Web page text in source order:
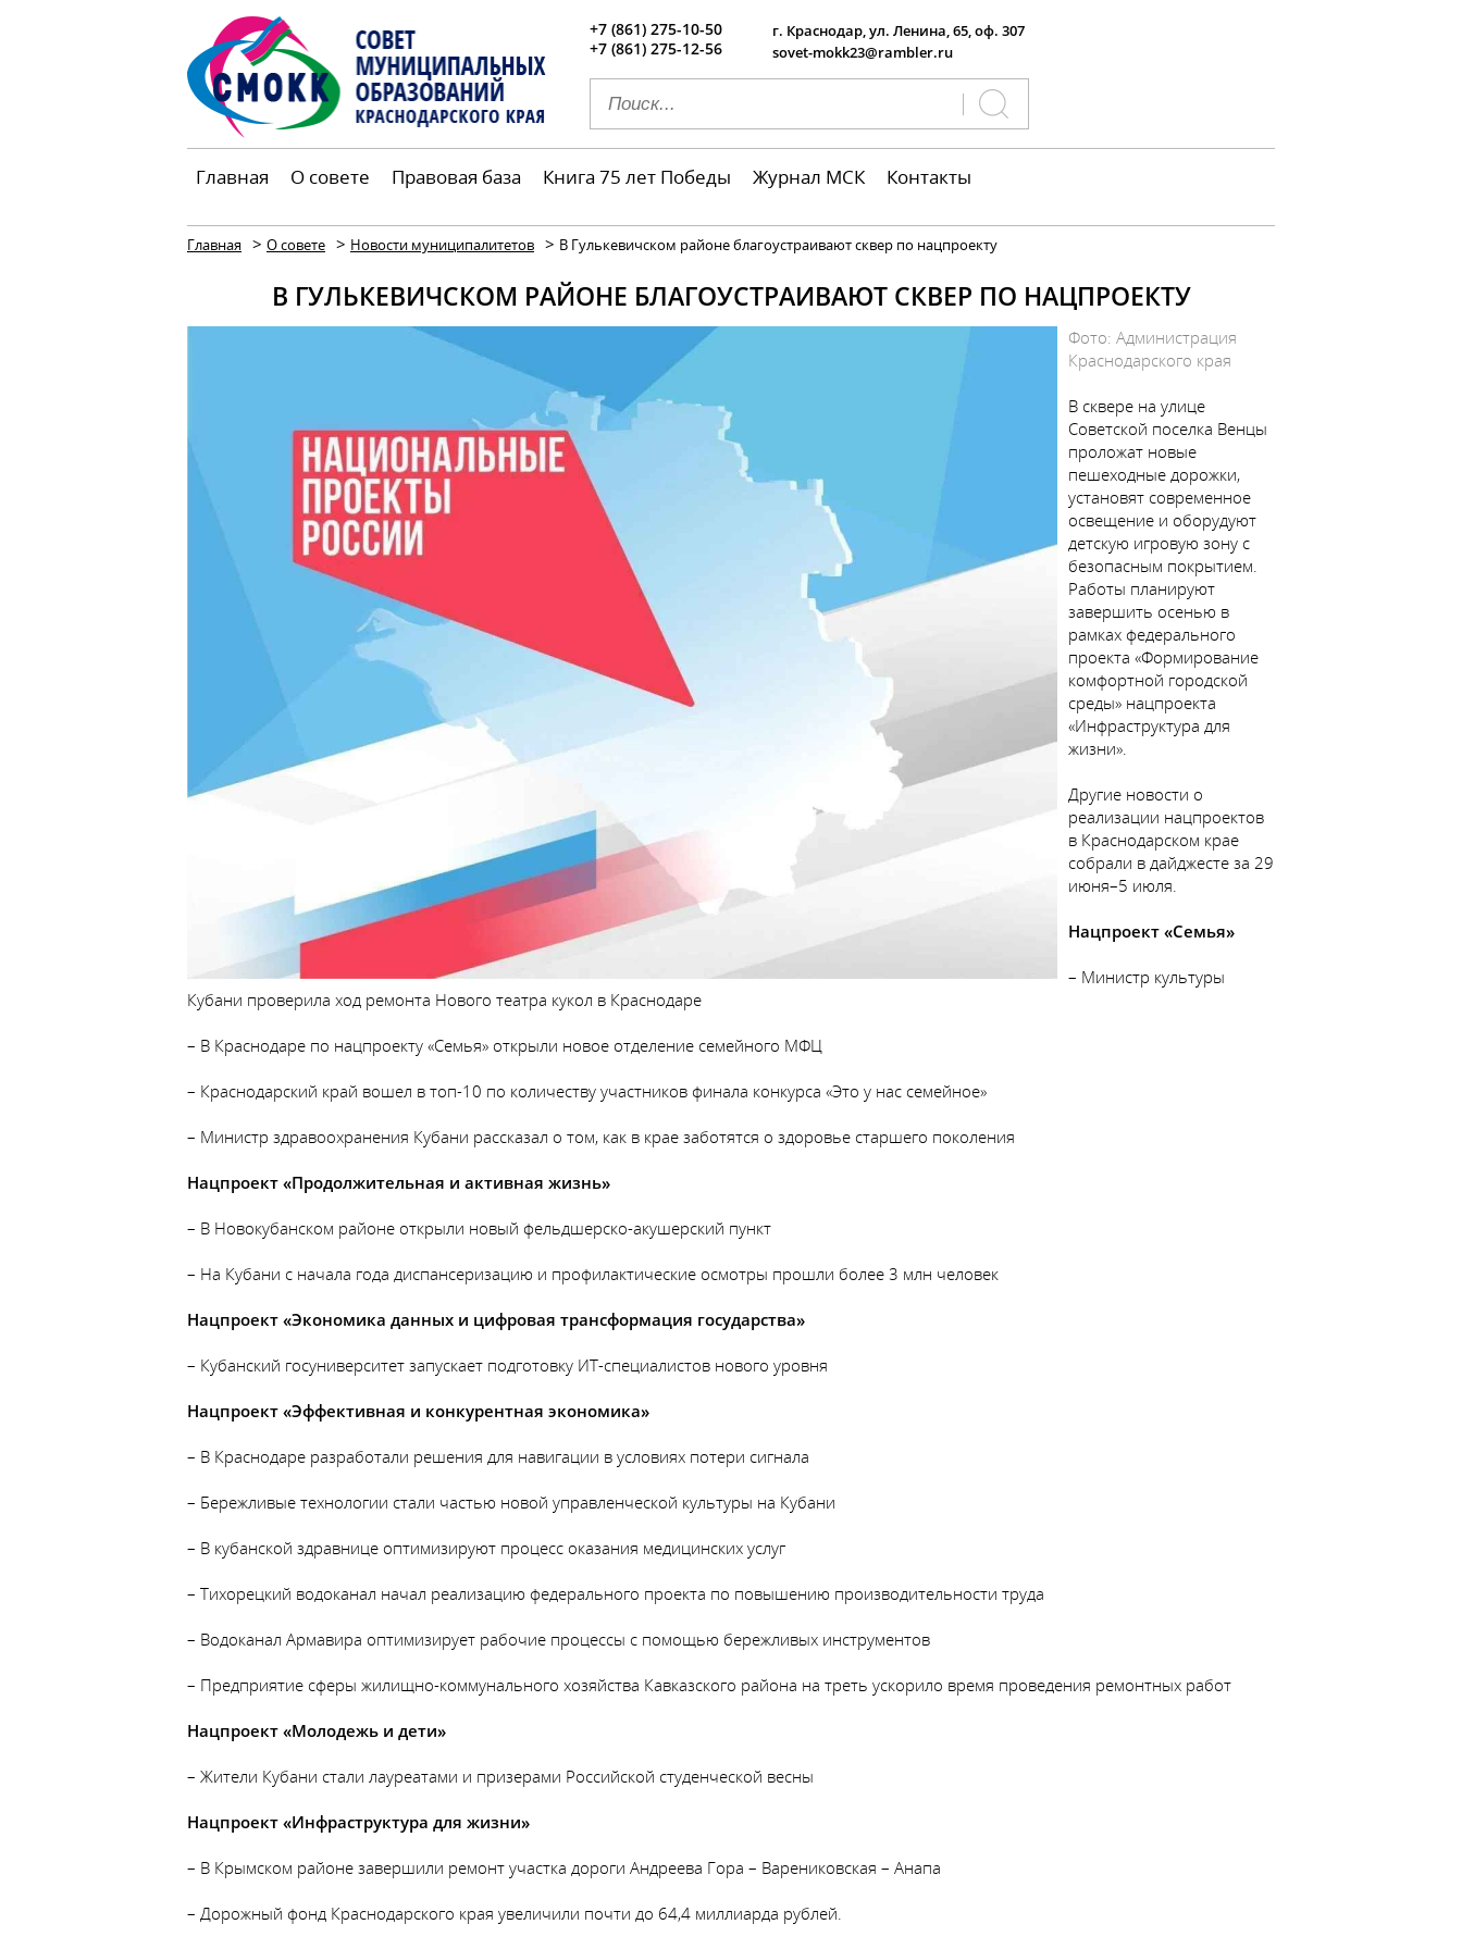
+7 (861) 275-10-50
+7 (861) 275-12-56
г. Краснодар, ул. Ленина, 65, оф. 307
sovet-mokk23@rambler.ru
Главная О совете Правовая база Книга 75 лет Победы Журнал МСК Контакты
Главная > О совете > Новости муниципалитетов > В Гулькевичском районе благоустраивают сквер по нацпроекту
В ГУЛЬКЕВИЧСКОМ РАЙОНЕ БЛАГОУСТРАИВАЮТ СКВЕР ПО НАЦПРОЕКТУ
Фото: Администрация
Краснодарского края
В сквере на улице
Советской поселка Венцы
проложат новые
пешеходные дорожки,
установят современное
освещение и оборудуют
детскую игровую зону с
безопасным покрытием.
Работы планируют
завершить осенью в
рамках федерального
проекта «Формирование
комфортной городской
среды» нацпроекта
«Инфраструктура для
жизни».
Другие новости о
реализации нацпроектов
в Краснодарском крае
собрали в дайджесте за 29
июня–5 июля.
Нацпроект «Семья»
– Министр культуры
Кубани проверила ход ремонта Нового театра кукол в Краснодаре
– В Краснодаре по нацпроекту «Семья» открыли новое отделение семейного МФЦ
– Краснодарский край вошел в топ-10 по количеству участников финала конкурса «Это у нас семейное»
– Министр здравоохранения Кубани рассказал о том, как в крае заботятся о здоровье старшего поколения
Нацпроект «Продолжительная и активная жизнь»
– В Новокубанском районе открыли новый фельдшерско-акушерский пункт
– На Кубани с начала года диспансеризацию и профилактические осмотры прошли более 3 млн человек
Нацпроект «Экономика данных и цифровая трансформация государства»
– Кубанский госуниверситет запускает подготовку ИТ-специалистов нового уровня
Нацпроект «Эффективная и конкурентная экономика»
– В Краснодаре разработали решения для навигации в условиях потери сигнала
– Бережливые технологии стали частью новой управленческой культуры на Кубани
– В кубанской здравнице оптимизируют процесс оказания медицинских услуг
– Тихорецкий водоканал начал реализацию федерального проекта по повышению производительности труда
– Водоканал Армавира оптимизирует рабочие процессы с помощью бережливых инструментов
– Предприятие сферы жилищно-коммунального хозяйства Кавказского района на треть ускорило время проведения ремонтных работ
Нацпроект «Молодежь и дети»
– Жители Кубани стали лауреатами и призерами Российской студенческой весны
Нацпроект «Инфраструктура для жизни»
– В Крымском районе завершили ремонт участка дороги Андреева Гора – Варениковская – Анапа
– Дорожный фонд Краснодарского края увеличили почти до 64,4 миллиарда рублей.